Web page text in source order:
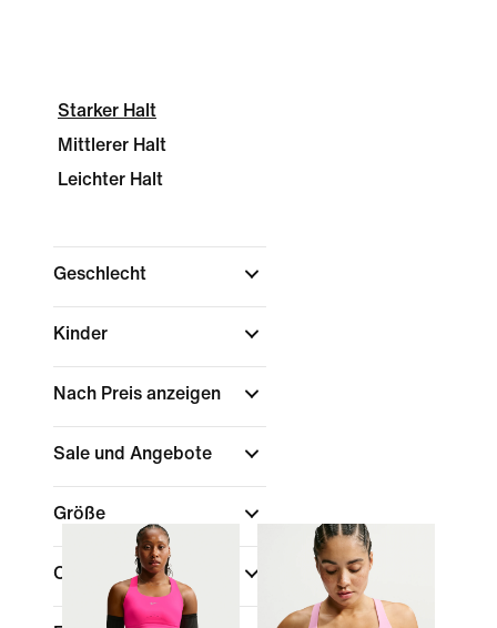
Starker Halt
Mittlerer Halt
Leichter Halt
Geschlecht
Kinder
Nach Preis anzeigen
Sale und Angebote
Größe
Cup